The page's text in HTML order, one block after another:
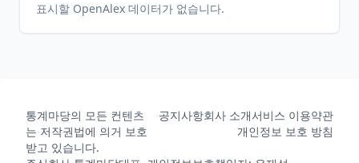
표시할 OpenAlex 데이터가 없습니다.
통계마당의 모든 컨텐츠
는 저작권법에 의거 보호
받고 있습니다.
공지사항회사 소개서비스 이용약관
개인정보 보호 방침